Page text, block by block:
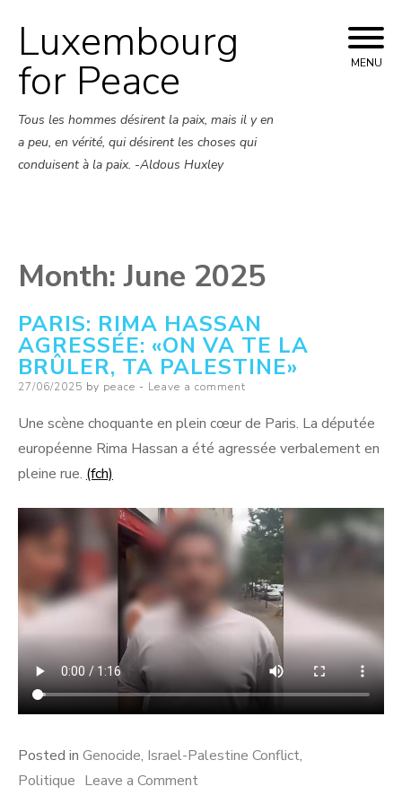
Skip
to
Luxembourg
for Peace
Tous les hommes désirent la paix, mais il y en
a peu, en vérité, qui désirent les choses qui
conduisent à la paix. -Aldous Huxley
MENU
Month:June 2025
PARIS: RIMA HASSAN
AGRESSÉE: «ON VA TE LA
BRÛLER, TA PALESTINE»
Posted
27/06/2025 by peace Leave a comment
Une scène choquante en plein cœur de Paris. La députée
européenne Rima Hassan a été agressée verbalement en
pleine rue. (fch)
Posted in Genocide, Israel-Palestine Conflict,
Politique Leave a Commenton